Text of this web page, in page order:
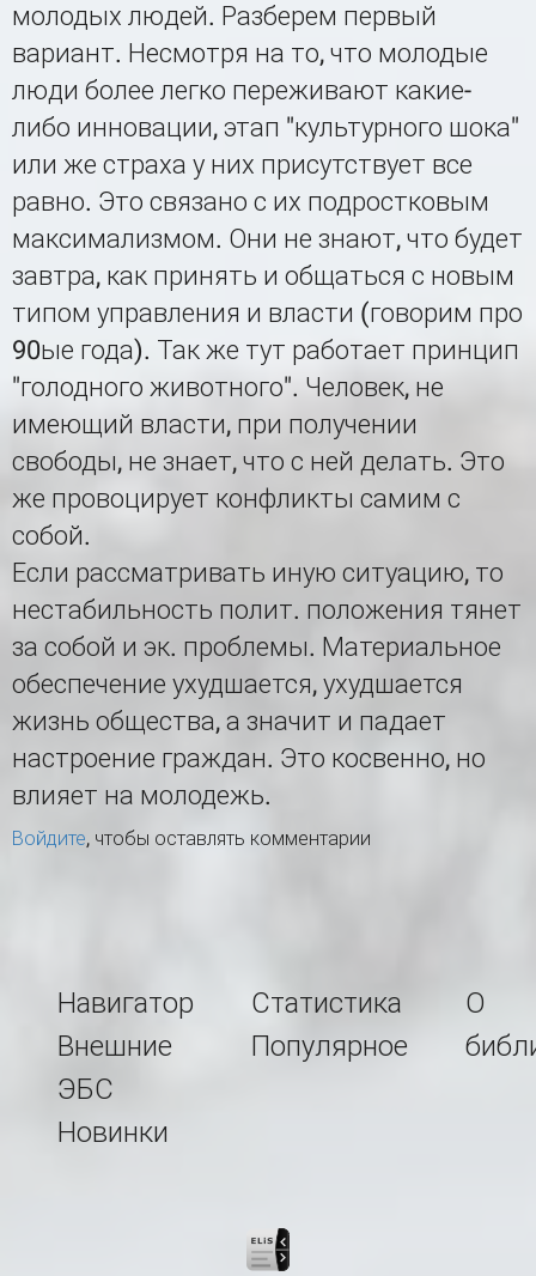
молодых людей. Разберем первый
вариант. Несмотря на то, что молодые
люди более легко переживают какие-
либо инновации, этап "культурного шока"
или же страха у них присутствует все
равно. Это связано с их подростковым
максимализмом. Они не знают, что будет
завтра, как принять и общаться с новым
типом управления и власти (говорим про
90ые года). Так же тут работает принцип
"голодного животного". Человек, не
имеющий власти, при получении
свободы, не знает, что с ней делать. Это
же провоцирует конфликты самим с
собой.
Если рассматривать иную ситуацию, то
нестабильность полит. положения тянет
за собой и эк. проблемы. Материальное
обеспечение ухудшается, ухудшается
жизнь общества, а значит и падает
настроение граждан. Это косвенно, но
влияет на молодежь.
Войдите, чтобы оставлять комментарии
Навигатор
Внешние
ЭБС
Новинки
Статистика
Популярное
О